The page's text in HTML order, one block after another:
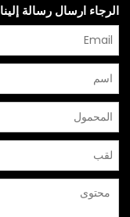
الرجاء ارسال رسالة إلينا